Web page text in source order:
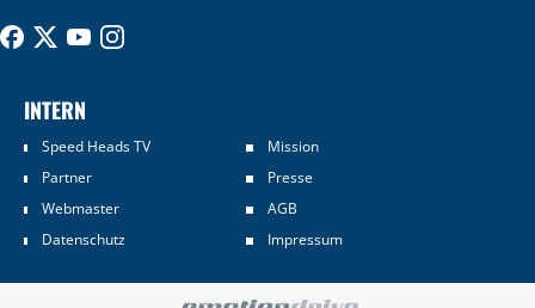
INTERN
Speed Heads TV
Mission
Partner
Presse
Webmaster
AGB
Datenschutz
Impressum